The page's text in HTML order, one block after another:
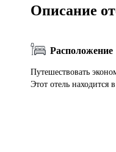
Описание
Расположение
Путешествовать
Этот отель находится